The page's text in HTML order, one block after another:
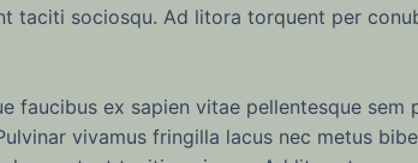
taciti sociosqu. Ad litora torquent per
faucibus ex sapien vitae pellentesque sem
vivamus fringilla lacus nec metus